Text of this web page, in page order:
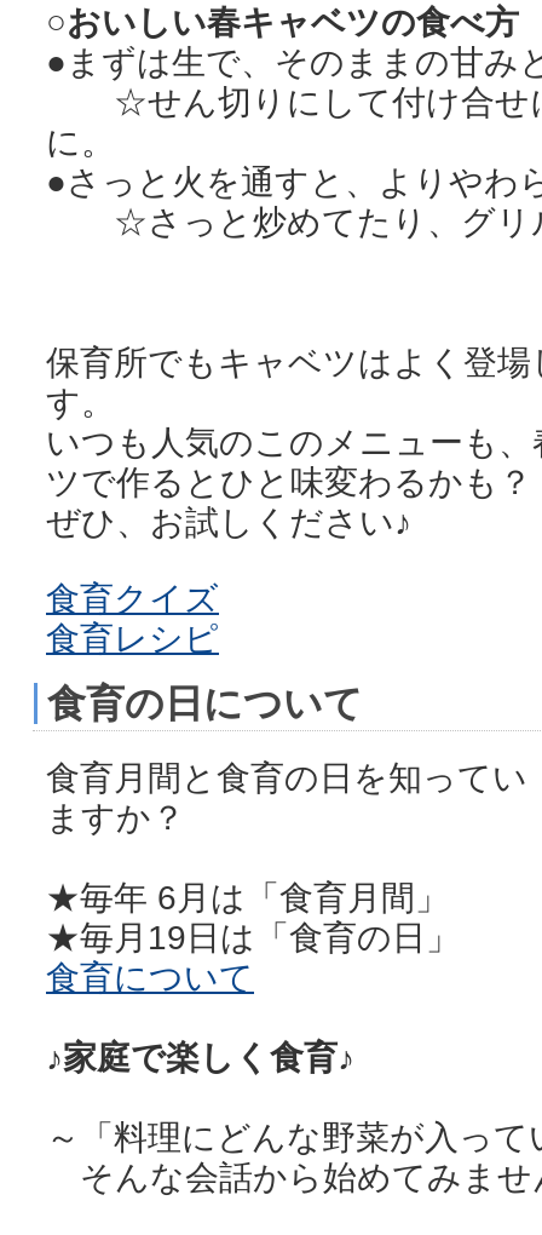
○おいしい春キャベツの食べ方
●まずは生で、そのままの甘み
☆せん切りにして付け合せ
に。
●さっと火を通すと、よりやわ
☆さっと炒めてたり、グリ
保育所でもキャベツはよく登
す。
いつも人気のこのメニューも
ツで作るとひと味変わるかも？
ぜひ、お試しください♪
食育クイズ
食育レシピ
食育の日について
食育月間と食育の日を知ってい
ますか？
★毎年 6月は「食育月間」
★毎月19日は「食育の日」
食育について
♪家庭で楽しく食育♪
～「料理にどんな野菜が入っ
そんな会話から始めてみませ